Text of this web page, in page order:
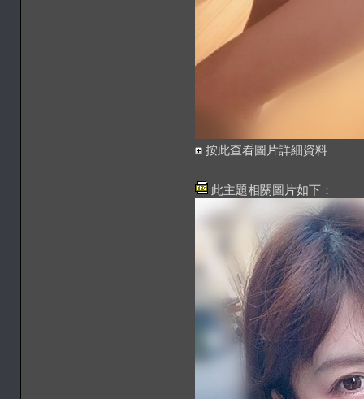
按此查看圖片詳細資料
此主題相關圖片如下：